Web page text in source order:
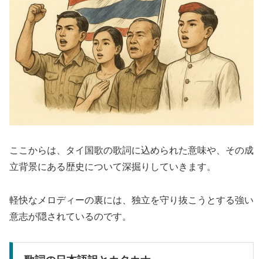
ここからは、タイ国歌の歌詞に込められた意味や、その成
立背景にある歴史について深掘りしていきます。
軽快なメロディーの裏には、独立を守り抜こうとする強い
意志が隠されているのです。